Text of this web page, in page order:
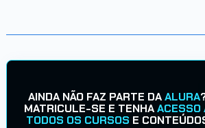
AINDA NÃO FAZ PARTE DAALURA
MATRICULE-SE E TENHAACESSO
TODOS OS CURSOS E